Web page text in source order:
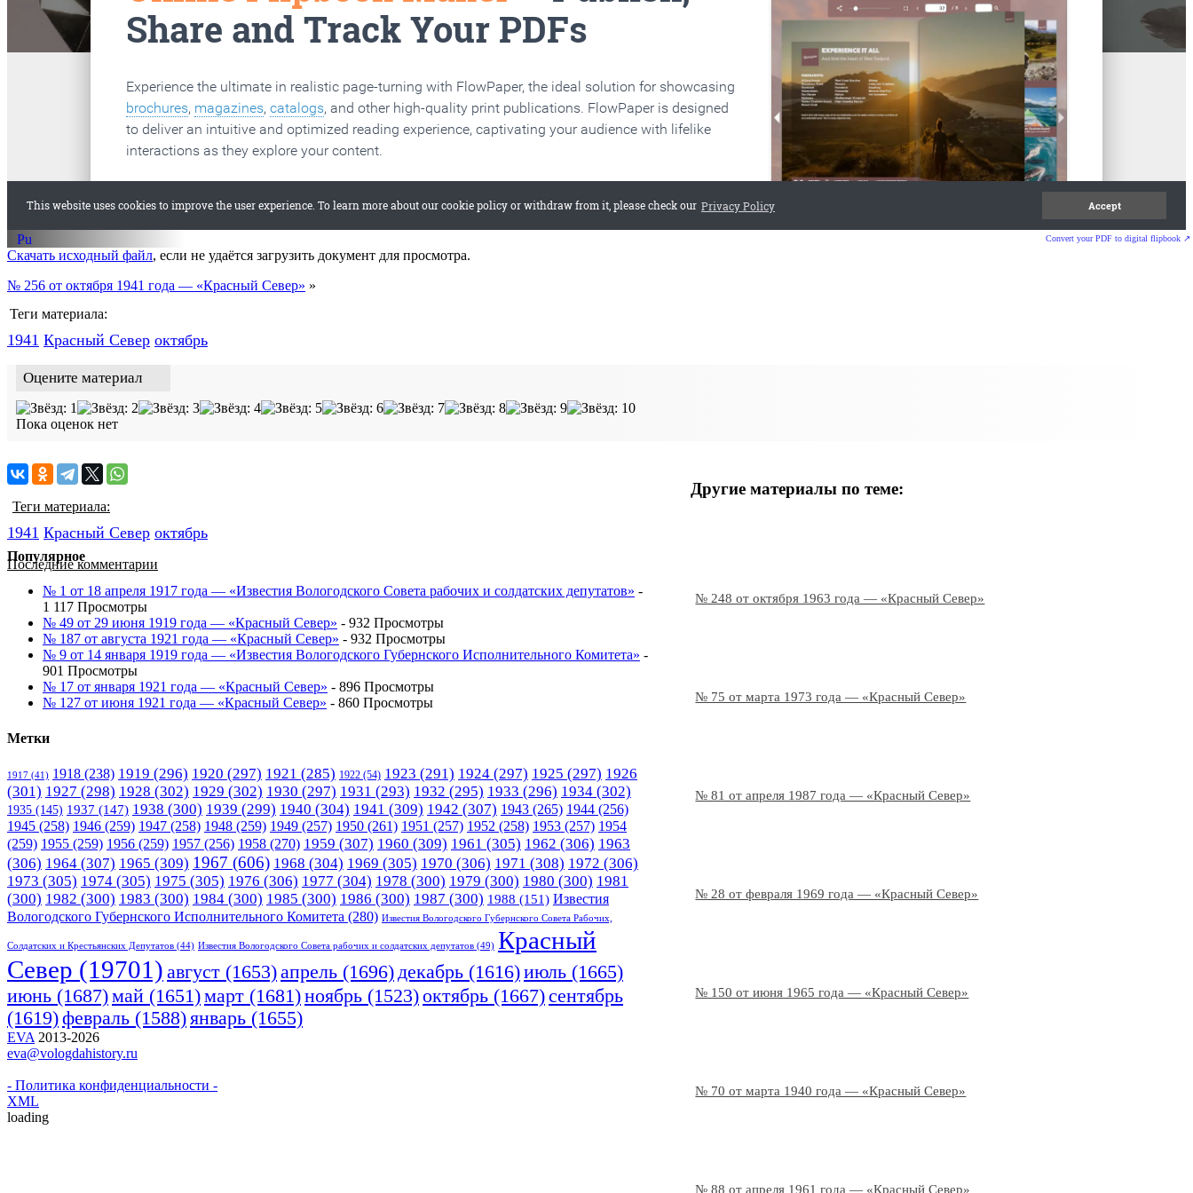
Вологда старые газеты
Convert your PDF to digital flipbook ↗
Скачать исходный файл, если не удаётся загрузить документ для просмотра.
№ 256 от октября 1941 года — «Красный Север» »
Теги материала:
1941 Красный Cевер октябрь
Оцените материал
Пока оценок нет
Другие материалы по теме:
№ 248 от октября 1963 года — «Красный Север»
№ 75 от марта 1973 года — «Красный Север»
№ 81 от апреля 1987 года — «Красный Север»
№ 28 от февраля 1969 года — «Красный Север»
№ 150 от июня 1965 года — «Красный Север»
№ 70 от марта 1940 года — «Красный Север»
№ 88 от апреля 1961 года — «Красный Север»
Теги материала:
1941 Красный Cевер октябрь
Последние комментарии
Популярное
№ 1 от 18 апреля 1917 года — «Известия Вологодского Совета рабочих и солдатских депутатов» -
1 117 Просмотры
№ 49 от 29 июня 1919 года — «Красный Север» - 932 Просмотры
№ 187 от августа 1921 года — «Красный Север» - 932 Просмотры
№ 9 от 14 января 1919 года — «Известия Вологодского Губернского Исполнительного Комитета» -
901 Просмотры
№ 17 от января 1921 года — «Красный Север» - 896 Просмотры
№ 127 от июня 1921 года — «Красный Север» - 860 Просмотры
Метки
1917 (41) 1918 (238) 1919 (296) 1920 (297) 1921 (285) 1922 (54) 1923 (291) 1924 (297) 1925 (297) 1926
(301) 1927 (298) 1928 (302) 1929 (302) 1930 (297) 1931 (293) 1932 (295) 1933 (296) 1934 (302)
1935 (145) 1937 (147) 1938 (300) 1939 (299) 1940 (304) 1941 (309) 1942 (307) 1943 (265) 1944 (256)
1945 (258) 1946 (259) 1947 (258) 1948 (259) 1949 (257) 1950 (261) 1951 (257) 1952 (258) 1953 (257) 1954
(259) 1955 (259) 1956 (259) 1957 (256) 1958 (270) 1959 (307) 1960 (309) 1961 (305) 1962 (306) 1963
(306) 1964 (307) 1965 (309) 1967 (606) 1968 (304) 1969 (305) 1970 (306) 1971 (308) 1972 (306)
1973 (305) 1974 (305) 1975 (305) 1976 (306) 1977 (304) 1978 (300) 1979 (300) 1980 (300) 1981
(300) 1982 (300) 1983 (300) 1984 (300) 1985 (300) 1986 (300) 1987 (300) 1988 (151) Известия
Вологодского Губернского Исполнительного Комитета (280) Известия Вологодского Губернского Совета Рабочих,
Солдатских и Крестьянских Депутатов (44) Известия Вологодского Совета рабочих и солдатских депутатов (49) Красный
Cевер (19701) август (1653)апрель (1696)декабрь (1616)июль (1665)
июнь (1687)май (1651)март (1681)ноябрь (1523)октябрь (1667)сентябрь
(1619)февраль (1588)январь (1655)
EVA 2013-2026
eva@vologdahistory.ru
- Политика конфиденциальности -
XML
loading